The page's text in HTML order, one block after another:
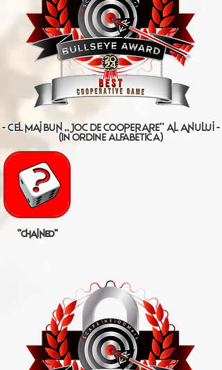
- cel mai bun „joc de cooperare” al anului -
(IN ORDINE ALFABETICA)
"chained"